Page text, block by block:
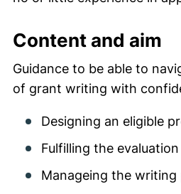
Content and aim
Guidance to be able to
of grant writing with
Designing an eligible
Fulfilling the
Manageing the writing